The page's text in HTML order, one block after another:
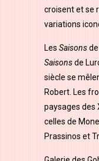
croisent et se
variations
Les Saisons
Saisonsde
siècle se
Robert. Les
paysages des
celles de
Prassinos et